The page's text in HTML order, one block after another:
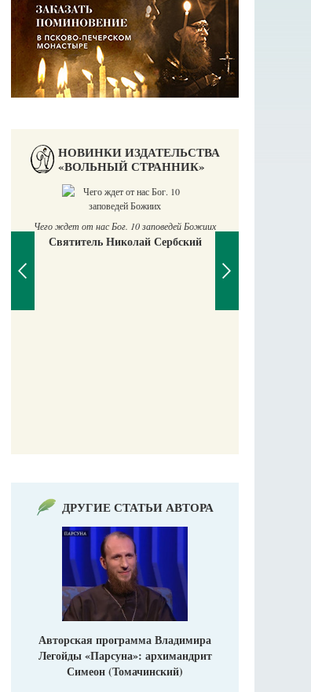
НОВИНКИ ИЗДАТЕЛЬСТВА
«ВОЛЬНЫЙ СТРАННИК»
Чего ждет от нас Бог. 10 заповедей Божиих
Святитель Николай Сербский
ДРУГИЕ СТАТЬИ АВТОРА
Авторская программа Владимира
Легойды «Парсуна»: архимандрит
Симеон (Томачинский)